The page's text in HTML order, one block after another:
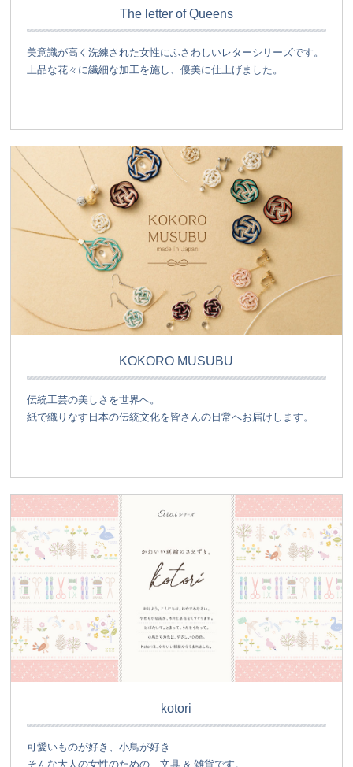
The letter of Queens
美意識が高く洗練された女性にふさわしいレターシリーズです。
上品な花々に繊細な加工を施し、優美に仕上げました。
KOKORO MUSUBU
伝統工芸の美しさを世界へ。
紙で織りなす日本の伝統文化を皆さんの日常へお届けします。
kotori
可愛いものが好き、小鳥が好き...
そんな大人の女性のための、文具 & 雑貨です。